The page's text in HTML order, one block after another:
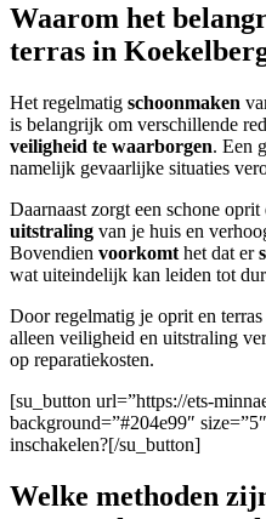
Waarom het
terras in
Het regelmatig schoonmaken
is belangrijk om verschillende
veiligheid te waarborgen. Een
namelijk gevaarlijke situaties
Daarnaast zorgt een schone oprit
uitstraling van je huis en
Bovendien voorkomt het dat er
wat uiteindelijk kan leiden tot
Door regelmatig je oprit en
alleen veiligheid en uitstraling
op reparatiekosten.
[su_button url=”https://ets-
background=”#204e99″
inschakelen?[/su_button]
Welke methoden